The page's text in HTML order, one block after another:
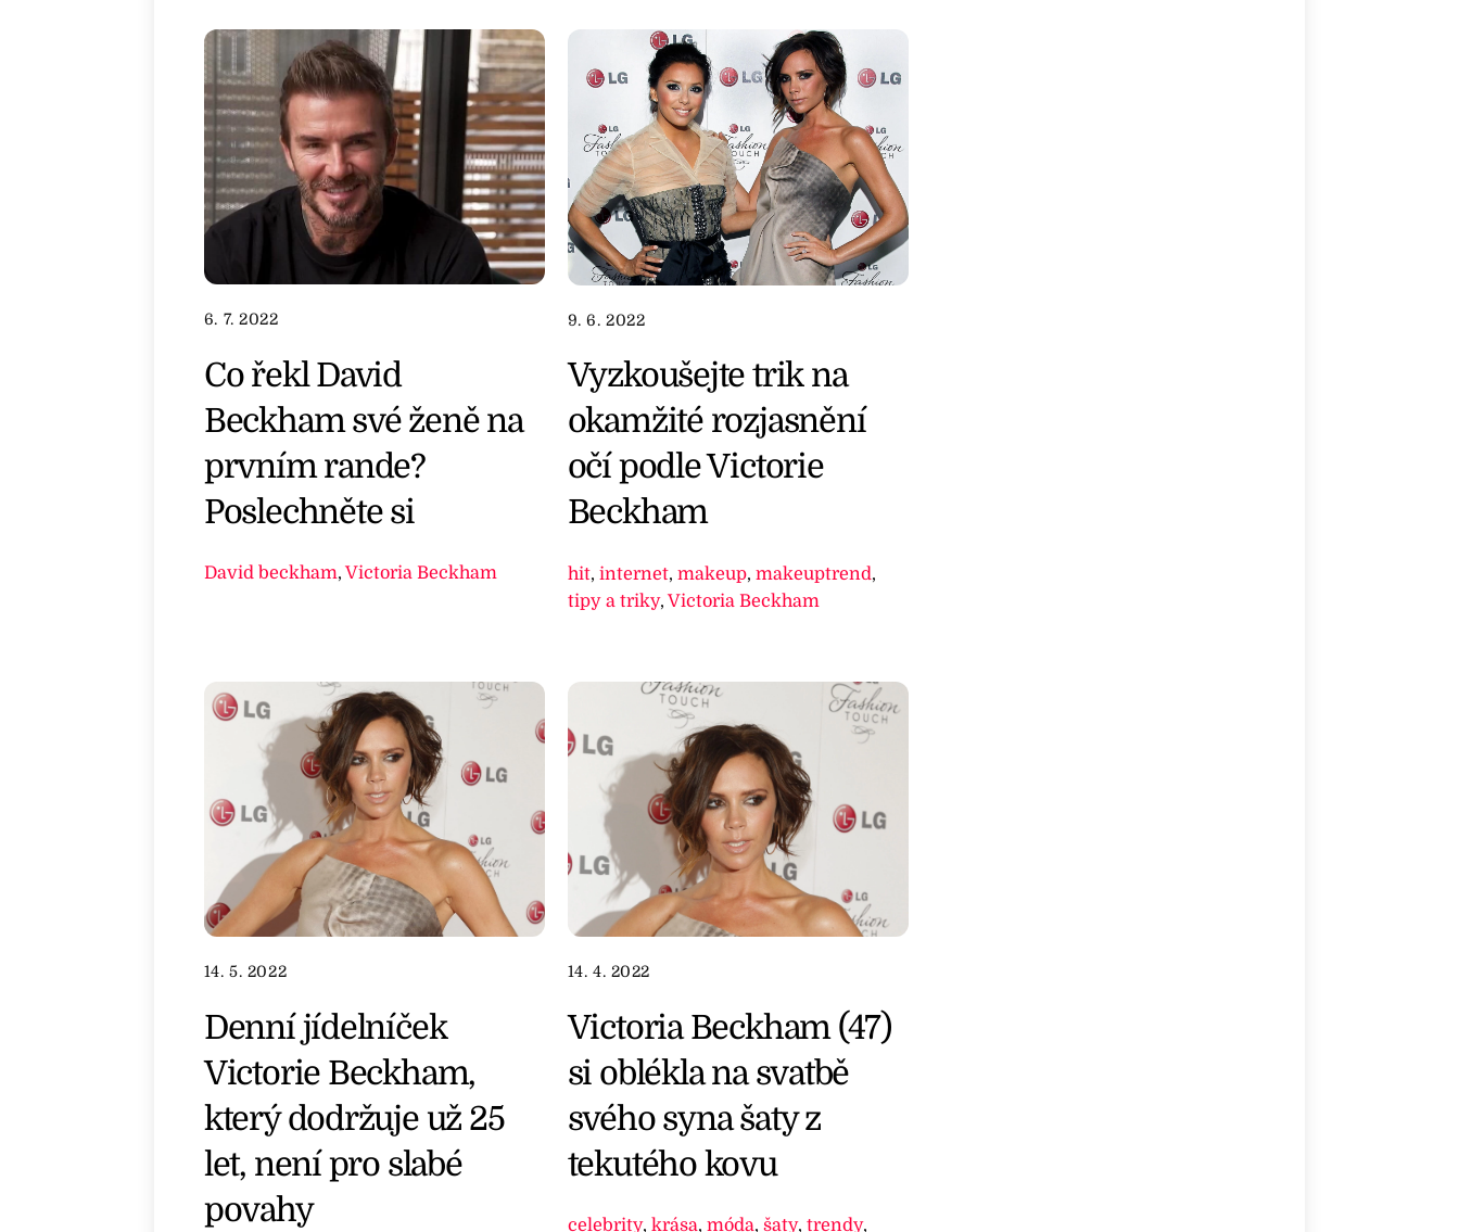
6. 7. 2022
Co řekl David
Beckham své ženě na
prvním rande?
Poslechněte si
David beckham, Victoria Beckham
9. 6. 2022
Vyzkoušejte trik na
okamžité rozjasnění
očí podle Victorie
Beckham
hit, internet, makeup, makeuptrend,
tipy a triky, Victoria Beckham
14. 5. 2022
Denní jídelníček
Victorie Beckham,
který dodržuje už 25
let, není pro slabé
povahy
14. 4. 2022
Victoria Beckham (47)
si oblékla na svatbě
svého syna šaty z
tekutého kovu
celebrity, krása, móda, šaty, trendy,